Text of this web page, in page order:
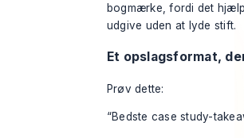
bogmærke, fordi det
udgive uden at lyde stift.
Et opslagsformat,
Prøv dette:
“Bedste case study-